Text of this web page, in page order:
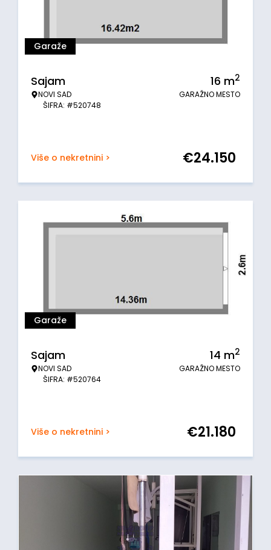
Garaže
Sajam
NOVI SAD
ŠIFRA: #520748
16 m2
GARAŽNO MESTO
Više o nekretnini > €24.150
Garaže
Sajam
NOVI SAD
ŠIFRA: #520764
14 m2
GARAŽNO MESTO
Više o nekretnini > €21.180